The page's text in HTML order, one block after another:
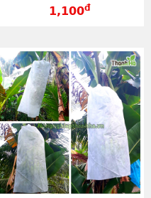
1,100đ